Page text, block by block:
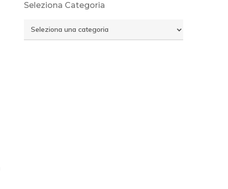
Seleziona Categoria
Seleziona
Categoria